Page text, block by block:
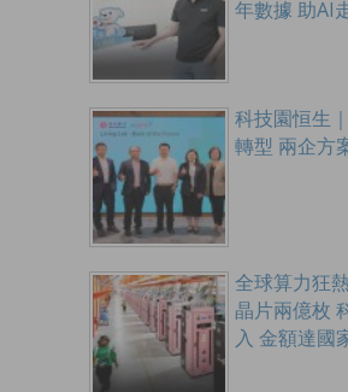
年數據 助AI
科技園恒生
轉型 兩企方
全球算力狂
晶片兩億枚
入 金額達國